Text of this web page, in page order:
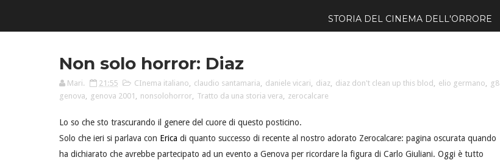
STORIA DEL CINEMA DELL'ORRORE
Non solo horror: Diaz
Mari. 21:55 CInema italiano, claudio santamaria, daniele vicari, diaz, diaz don't clean up this blod , elio germano, g8
genova, genova 2001 , nonsolohorror, Tratto da una storia vera, zerocalcare
Lo so che sto trascurando il genere del cuore di questo posticino.
Solo che ieri si parlava con Erica di quanto successo di recente al nostro adorato Zerocalcare: pagina oscurata quando
ha dichiarato che avrebbe partecipato ad un evento a Genova per ricordare la figura di Carlo Giuliani. Oggi è tutto